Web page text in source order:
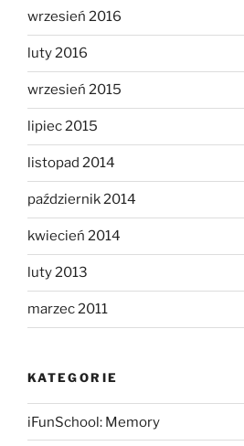
wrzesień 2016
luty 2016
wrzesień 2015
lipiec 2015
listopad 2014
październik 2014
kwiecień 2014
luty 2013
marzec 2011
KATEGORIE
iFunSchool: Memory